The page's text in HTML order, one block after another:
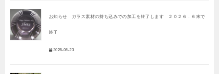
お知らせ ガラス素材の持ち込みでの加工を終了します ２０２６．６末で
終了
2026-06-23